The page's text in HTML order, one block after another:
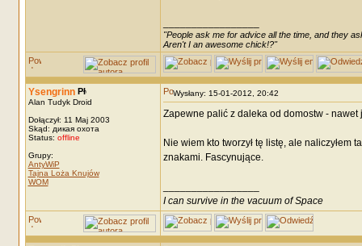
"People ask me for advice all the time, and they
Aren't I an awesome chick!?"
Ysengrinn
Alan Tudyk Droid
Dołączył: 11 Maj 2003
Skąd: дикая охота
Status: offline
Grupy:
AntyWiP
Tajna Loża Knujów
WOM
Wysłany: 15-01-2012, 20:42
Zapewne palić z daleka od domostw - nawet
Nie wiem kto tworzył tę listę, ale
znakami. Fascynujące.
I can survive in the vacuum of Space